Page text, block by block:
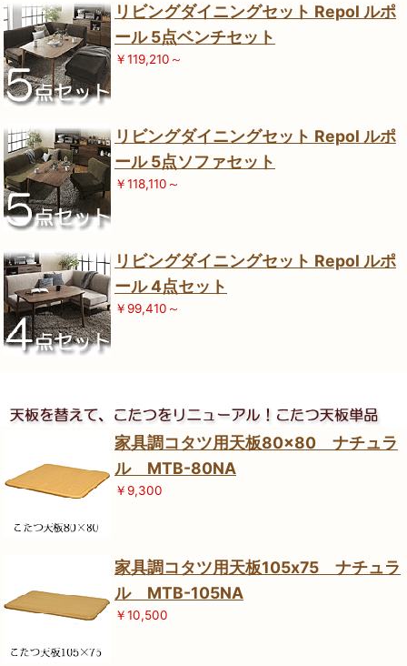
リビングダイニングセット Repol ルポ
ール 5点ベンチセット
￥119,210～
リビングダイニングセット Repol ルポ
ール 5点ソファセット
￥118,110～
リビングダイニングセット Repol ルポ
ール 4点セット
￥99,410～
家具調コタツ用天板80×80 ナチュラ
ル MTB-80NA
￥9,300
家具調コタツ用天板105x75 ナチュラ
ル MTB-105NA
￥10,500